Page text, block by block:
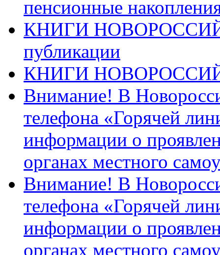
пенсионные
КНИГИ
публикации
КНИГИ
Внимание! В
телефона «Горячей
информации о
органах местного
Внимание! В
телефона «Горячей
информации о
органах местного